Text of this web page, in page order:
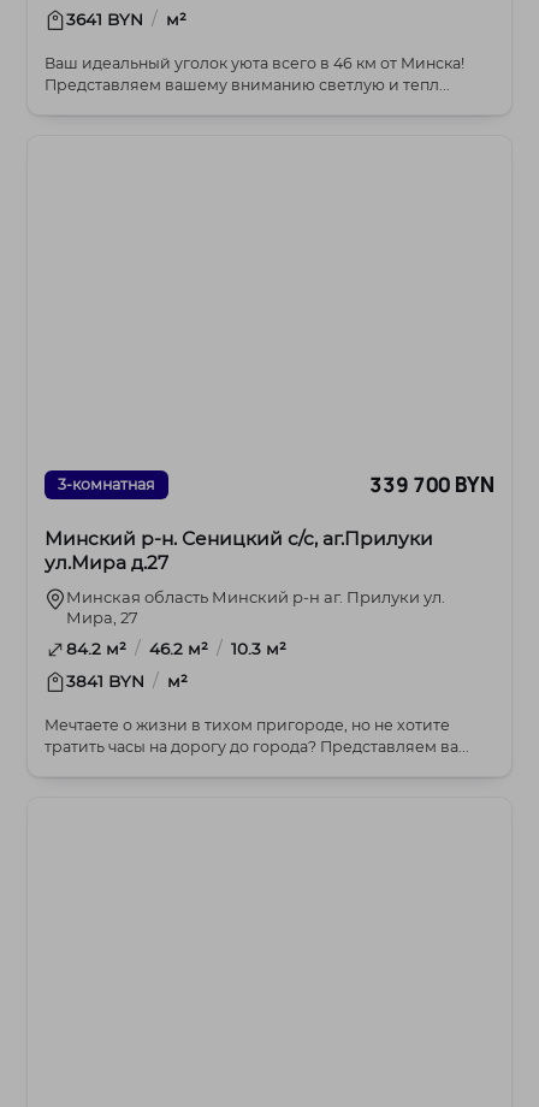
3641 BYN / м²
Ваш идеальный уголок уюта всего в 46 км от Минска!
Представляем вашему вниманию светлую и тепл...
3-комнатная 339 700 BYN
Минский р-н. Сеницкий с/с, аг.Прилуки
ул.Мира д.27
Минская область Минский р-н аг. Прилуки ул.
Мира, 27
84.2 м² / 46.2 м² / 10.3 м²
3841 BYN / м²
Мечтаете о жизни в тихом пригороде, но не хотите
тратить часы на дорогу до города? Представляем ва...